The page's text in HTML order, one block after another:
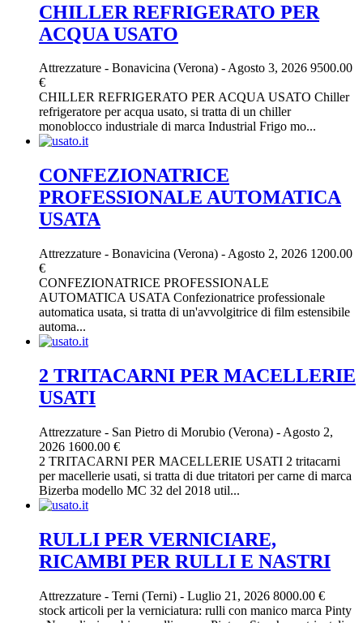
CHILLER REFRIGERATO PER
ACQUA USATO
Attrezzature - Bonavicina (Verona) -Agosto 3, 2026 9500.00
€
CHILLER REFRIGERATO PER ACQUA USATO Chiller
refrigeratore per acqua usato, si tratta di un chiller
monoblocco industriale di marca Industrial Frigo mo...
CONFEZIONATRICE
PROFESSIONALE AUTOMATICA
USATA
Attrezzature - Bonavicina (Verona) - Agosto 2, 2026 1200.00
€
CONFEZIONATRICE PROFESSIONALE
AUTOMATICA USATA Confezionatrice professionale
automatica usata, si tratta di un'avvolgitrice di film estensibile
automa...
2 TRITACARNI PER MACELLERIE
USATI
Attrezzature - San Pietro di Morubio (Verona) - Agosto 2,
2026 1600.00 €
2 TRITACARNI PER MACELLERIE USATI 2 tritacarni
per macellerie usati, si tratta di due tritatori per carne di marca
Bizerba modello MC 32 del 2018 util...
RULLI PER VERNICIARE,
RICAMBI PER RULLI E NASTRI
Attrezzature - Terni (Terni) - Luglio 21, 2026 8000.00 €
stock articoli per la verniciatura: rulli con manico marca Pinty